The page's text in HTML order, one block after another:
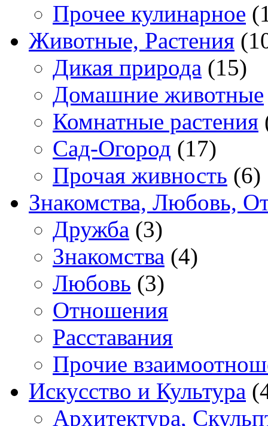
Прочее кулинарное
Животные, Растения
Дикая природа (15)
Домашние животные
Комнатные растения
Сад-Огород (17)
Прочая живность (6)
Знакомства, Любовь,
Дружба (3)
Знакомства (4)
Любовь (3)
Отношения
Расставания
Прочие
Искусство и Культура
Архитектура,